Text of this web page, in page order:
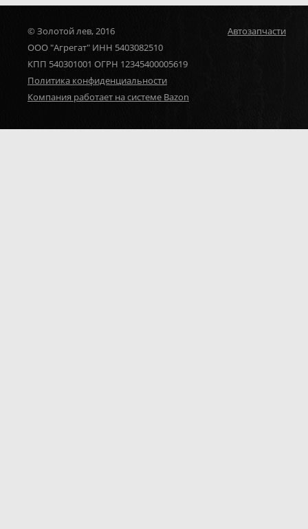
© Золотой лев, 2016
ООО "Агрегат" ИНН 5403082510
КПП 540301001 ОГРН 12345400005619
Политика конфиденциальности
Компания работает на системе Bazon
Автозапчасти